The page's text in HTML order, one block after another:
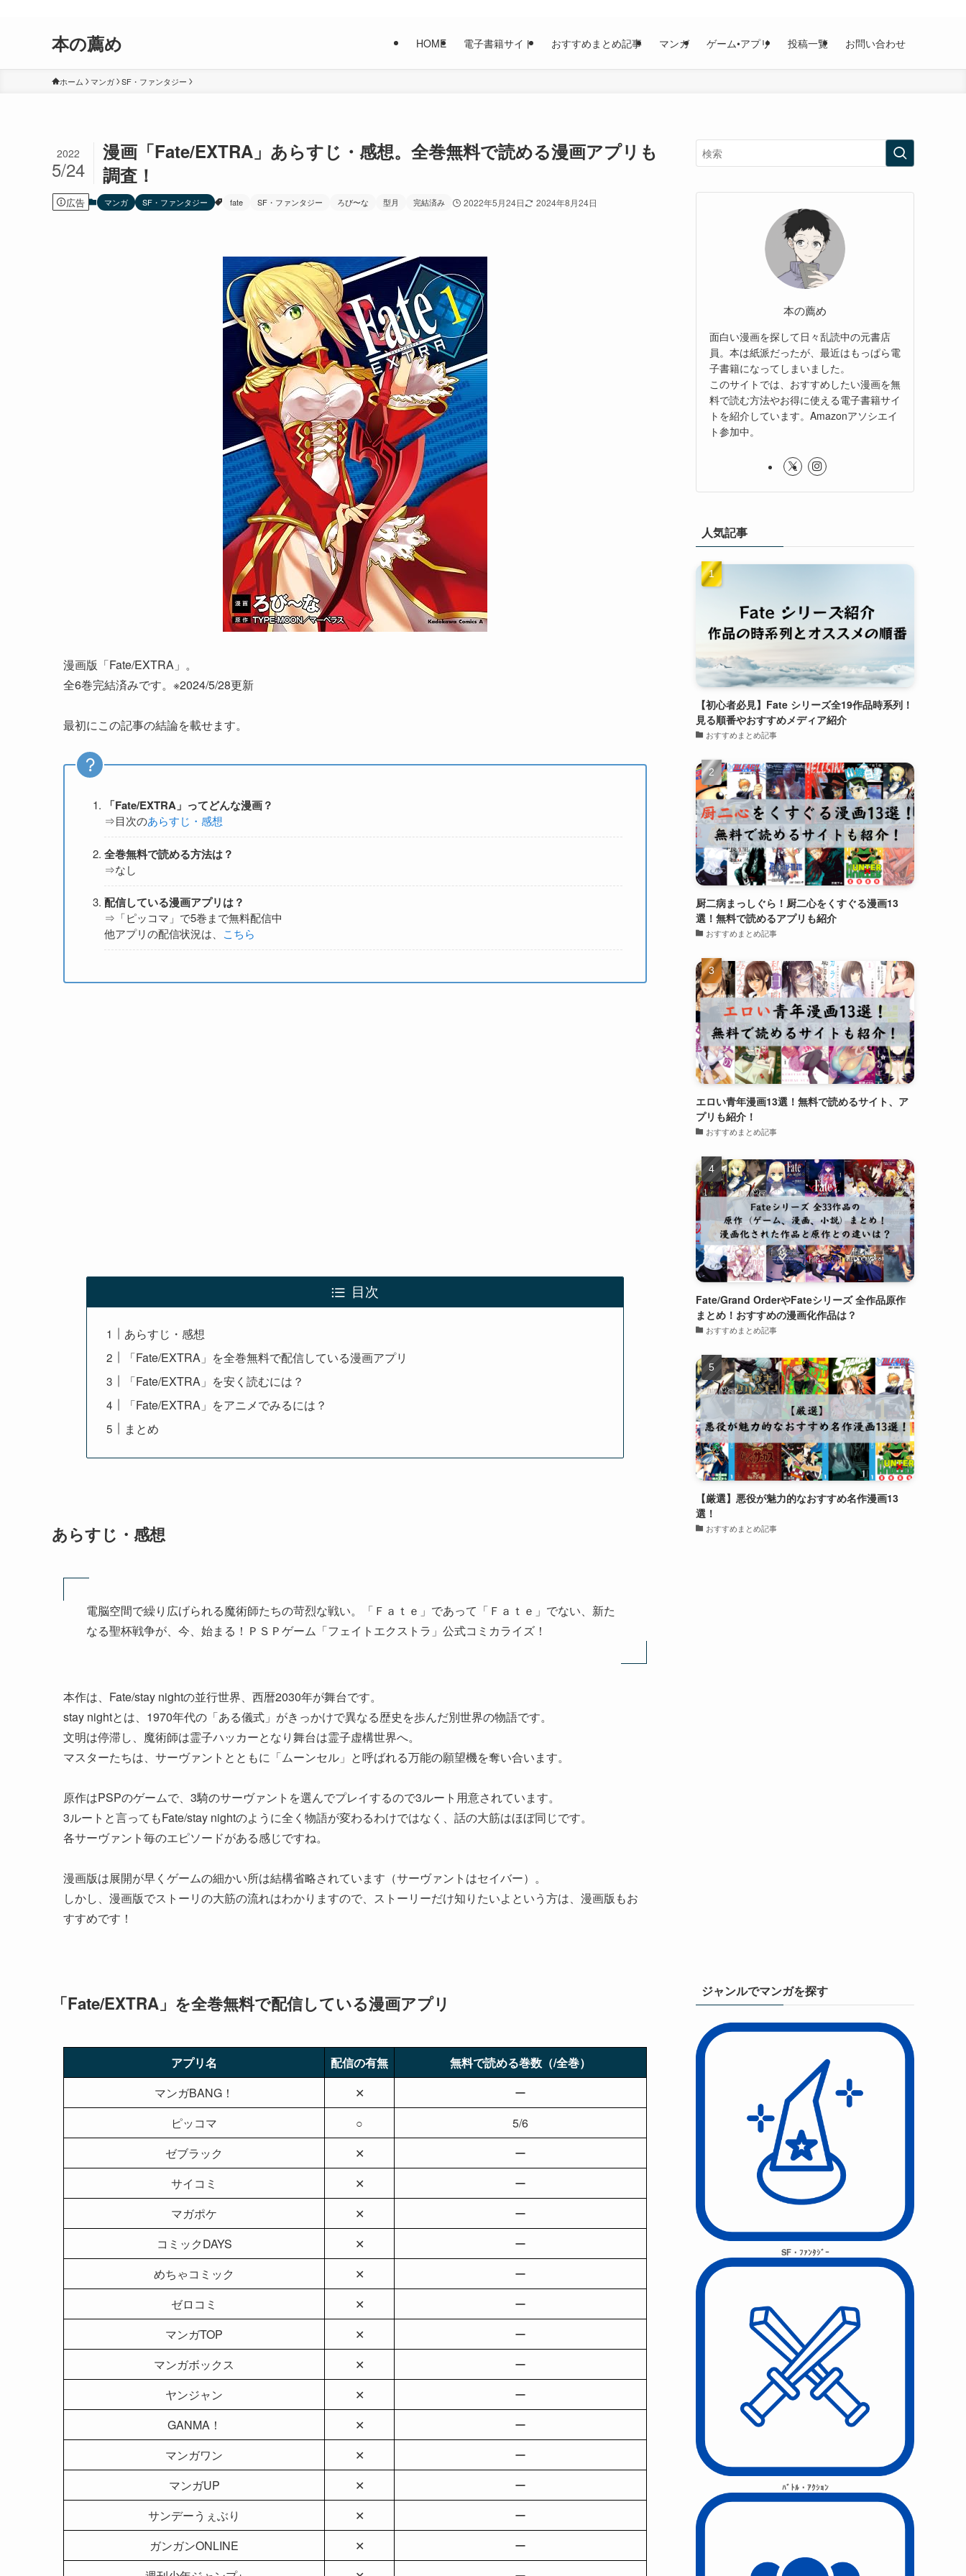
本の薦め HOME 電子書籍サイト おすすめまとめ記事 マンガ ゲーム•アプリ 投稿一覧 お問い合わせ
ホーム マンガ SF・ファンタジー
漫画「Fate/EXTRA」あらすじ・感想。全巻無料で読める漫画アプリも
調査！
2022
5/24
広告 マンガ SF・ファンタジー fate SF・ファンタジー ろび〜な 型月 完結済み 2022年5月24日 2024年8月24日
漫画版「Fate/EXTRA」。
全6巻完結済みです。※2024/5/28更新
最初にこの記事の結論を載せます。
「Fate/EXTRA」ってどんな漫画？
⇒目次のあらすじ・感想
全巻無料で読める方法は？
⇒なし
配信している漫画アプリは？
⇒「ピッコマ」で5巻まで無料配信中
他アプリの配信状況は、
こちら
目次
あらすじ・感想
「Fate/EXTRA」を全巻無料で配信している漫画アプリ
「Fate/EXTRA」を安く読むには？
「Fate/EXTRA」をアニメでみるには？
まとめ
あらすじ・感想
電脳空間で繰り広げられる魔術師たちの苛烈な戦い。「Ｆａｔｅ」であって「Ｆａｔｅ」でない、新た
なる聖杯戦争が、今、始まる！ＰＳＰゲーム「フェイトエクストラ」公式コミカライズ！
本作は、Fate/stay nightの並行世界、西暦2030年が舞台です。
stay nightとは、1970年代の「ある儀式」がきっかけで異なる歴史を歩んだ別世界の物語です。
文明は停滞し、魔術師は霊子ハッカーとなり舞台は霊子虚構世界へ。
マスターたちは、サーヴァントとともに「ムーンセル」と呼ばれる万能の願望機を奪い合います。
原作はPSPのゲームで、3騎のサーヴァントを選んでプレイするので3ルート用意されています。
3ルートと言ってもFate/stay nightのように全く物語が変わるわけではなく、話の大筋はほぼ同じです。
各サーヴァント毎のエピソードがある感じですね。
漫画版は展開が早くゲームの細かい所は結構省略されています（サーヴァントはセイバー）。
しかし、漫画版でストーリの大筋の流れはわかりますので、ストーリーだけ知りたいよという方は、漫画版もお
すすめです！
「Fate/EXTRA」を全巻無料で配信している漫画アプリ
アプリ名 配信の有無
無料で読める巻数（/全巻）
マンガBANG！
✕
ー
ピッコマ
○
5/6
ゼブラック
✕
ー
サイコミ
✕
ー
マガポケ
✕
ー
コミックDAYS
✕
ー
めちゃコミック
✕
ー
ゼロコミ
✕
ー
マンガTOP
✕
ー
マンガボックス
✕
ー
ヤンジャン
✕
ー
GANMA！
✕
ー
マンガワン
✕
ー
マンガUP
✕
ー
サンデーうぇぶり
✕
ー
ガンガンONLINE
✕
ー
本の薦め
面白い漫画を探して日々乱読中の元書店
員。本は紙派だったが、最近はもっぱら電
子書籍になってしまいました。
このサイトでは、おすすめしたい漫画を無
料で読む方法やお得に使える電子書籍サイ
トを紹介しています。Amazonアソシエイ
ト参加中。
人気記事
【初心者必見】Fate シリーズ全19作品時系列！
見る順番やおすすめメディア紹介
おすすめまとめ記事
厨二病まっしぐら！厨二心をくすぐる漫画13
選！無料で読めるアプリも紹介
おすすめまとめ記事
エロい青年漫画13選！無料で読めるサイト、ア
プリも紹介！
おすすめまとめ記事
Fate/Grand OrderやFateシリーズ 全作品原作
まとめ！おすすめの漫画化作品は？
おすすめまとめ記事
【厳選】悪役が魅力的なおすすめ名作漫画13
選！
おすすめまとめ記事
ジャンルでマンガを探す
SF・ﾌｧﾝﾀｼﾞｰ
ﾊﾞﾄﾙ・ｱｸｼｮﾝ